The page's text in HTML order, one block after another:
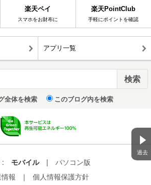
過去
楽天ペイ
スマホをお財布に
楽天PointClub
手軽にポイントを確認
アプリ一覧
全体を検索 このブログ内を検索
: モバイル |
パソコン版
報
｜ 個人情報保護方針